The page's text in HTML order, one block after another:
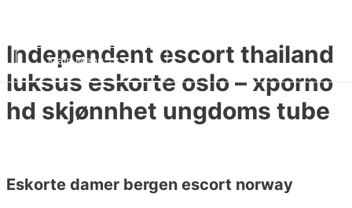
Main Menu
Independent escort thailand
luksus eskorte oslo – xporno
hd skjønnhet ungdoms tube
Eskorte damer bergen escort norway